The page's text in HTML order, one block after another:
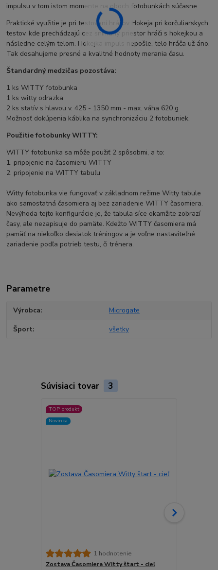
impulsu v tom istom momente na oboch fotobunkách súčasne.
Praktické využitie je pri testovaní hráčov Hokeja pri korčuliarskych
testov, kde prechádzajú cez snímaný priestor hráči s hokejkou a
následne celým telom. Hokejka impuls nepošle, telo hráča už áno.
Tak dosahujeme presné a kvalitné hodnoty merania času.
Štandardný medzičas pozostáva:
1 ks WITTY fotobunka
1 ks witty odrazka
2 ks statív s hlavou v. 425 - 1350 mm - max. váha 620 g
Možnosť dokúpenia káblika na synchronizáciu 2 fotobuniek.
Použitie fotobunky WITTY:
WITTY fotobunka sa môže použiť 2 spôsobmi, a to:
1. pripojenie na časomieru WITTY
2. pripojenie na WITTY tabuľu
Witty fotobunka vie fungovať v základnom režime Witty tabule
ako samostatná časomiera aj bez zariadenie WITTY časomiera.
Nevýhoda tejto konfigurácie je, že tabula síce okamžite zobrazí
časy, ale nezapisuje do pamäte. Kdežto WITTY časomiera má
pamäť na niekoľko desiatok tréningov a je voľne nastaviteľné
zariadenie podľa potrieb testu, či trénera.
Parametre
Výrobca Microgate
Šport všetky
Súvisiaci tovar 3
TOP produkt
Novinka
1 hodnotenie
Zostava Časomiera Witty štart - cieľ